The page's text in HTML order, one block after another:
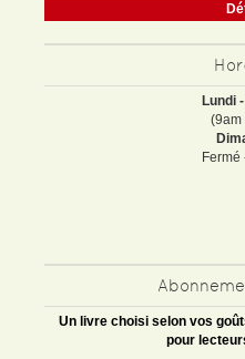
Lundi
(9am
Fermé
Un livre choisi selon vos
pour